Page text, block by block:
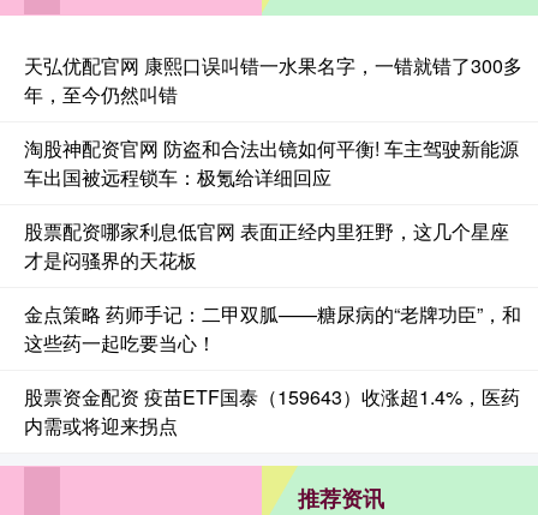
天弘优配官网 康熙口误叫错一水果名字，一错就错了300多
年，至今仍然叫错
淘股神配资官网 防盗和合法出镜如何平衡! 车主驾驶新能源
车出国被远程锁车：极氪给详细回应
股票配资哪家利息低官网 表面正经内里狂野，这几个星座
才是闷骚界的天花板
金点策略 药师手记：二甲双胍——糖尿病的“老牌功臣”，和
这些药一起吃要当心！
股票资金配资 疫苗ETF国泰（159643）收涨超1.4%，医药
内需或将迎来拐点
推荐资讯